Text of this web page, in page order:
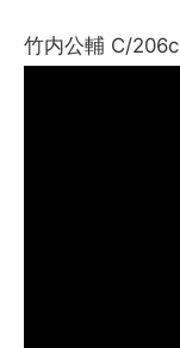
竹内公輔 C/